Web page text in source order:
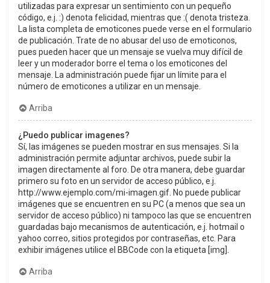
utilizadas para expresar un sentimiento con un pequeño
código, e.j. :) denota felicidad, mientras que :( denota tristeza.
La lista completa de emoticones puede verse en el formulario
de publicación. Trate de no abusar del uso de emoticonos,
pues pueden hacer que un mensaje se vuelva muy difícil de
leer y un moderador borre el tema o los emoticones del
mensaje. La administración puede fijar un límite para el
número de emoticones a utilizar en un mensaje.
Arriba
¿Puedo publicar imagenes?
Sí, las imágenes se pueden mostrar en sus mensajes. Si la
administración permite adjuntar archivos, puede subir la
imagen directamente al foro. De otra manera, debe guardar
primero su foto en un servidor de acceso público, e.j.
http://www.ejemplo.com/mi-imagen.gif. No puede publicar
imágenes que se encuentren en su PC (a menos que sea un
servidor de acceso público) ni tampoco las que se encuentren
guardadas bajo mecanismos de autenticación, e.j. hotmail o
yahoo correo, sitios protegidos por contraseñas, etc. Para
exhibir imágenes utilice el BBCode con la etiqueta [img].
Arriba